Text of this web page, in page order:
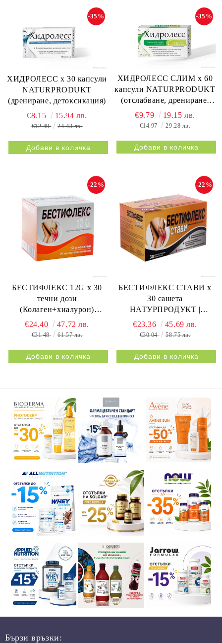
ХИДРОЛЕСС х 30 капсули
NATURPRODUKT
(дрениране, детоксикация)
-35%
€8.15 15.94 лв.
€12.49 24.43 лв.
ХИДРОЛЕСС СЛИМ х 60
капсули NATURPRODUKT
(отслабване, дрениране,
метаболизъм)
-35%
€9.79 19.15 лв.
€14.97 29.28 лв.
БЕСТИФЛЕКС 12G х 30
течни дози
(Колаген+хиалурон)
НАТУРПРОДУКТ |
BESTIFLEX 12G 30s
-22%
€24.40 47.72 лв.
€31.48 61.57 лв.
БЕСТИФЛЕКС СТАВИ х
30 сашета
НАТУРПРОДУКТ |
BESTIFLEX JOINTS 30s
NATURPRODUKT
-22%
€23.36 45.69 лв.
€30.04 58.75 лв.
Бързи връзки: